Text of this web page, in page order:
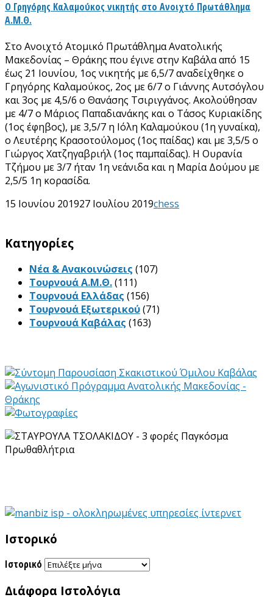
Ο Γρηγόρης Καλαμούκος νικητής στο Ανοιχτό Πρωτάθλημα
Α.Μ.Θ.
Στο Ανοιχτό Ατομικό Πρωτάθλημα Ανατολικής
Μακεδονίας – Θράκης που έγινε στην Καβάλα από 15
έως 21 Ιουνίου, 1ος νικητής με 6,5/7 αναδείχθηκε ο
Γρηγόρης Καλαμούκος, 2ος με 6/7 ο Γιάννης Αυτσόγλου
και 3ος με 4,5/6 ο Θανάσης Τσιριγγάνος. Ακολούθησαν
με 4/7 ο Μάριος Παπαδιανάκης και ο Τάσος Κυριακίδης
(1ος έφηβος), με 3,5/7 η Ιόλη Καλαμούκου (1η γυναίκα),
ο Λευτέρης Κρασοτούλομος (1ος παίδας) και με 3,5/5 ο
Γιώργος Χατζηγαβριήλ (1ος παμπαίδας). Η Ουρανία
Τζήμου με 3/7 ήταν 1η νεάνιδα και η Μαρία Δούμου με
2,5/5 1η κορασίδα.
15 Ιουνίου 201927 Ιουλίου 2019chess
Kατηγορίες
Νέα & Ανακοινώσεις (107)
Τουρνουά Α.Μ.Θ.(111)
Τουρνουά Ελλάδας (156)
Τουρνουά Εξωτερικού(71)
Τουρνουά Καβάλας (163)
Ιστορικό
Ιστορικό
Διάφορα Ιστολόγια